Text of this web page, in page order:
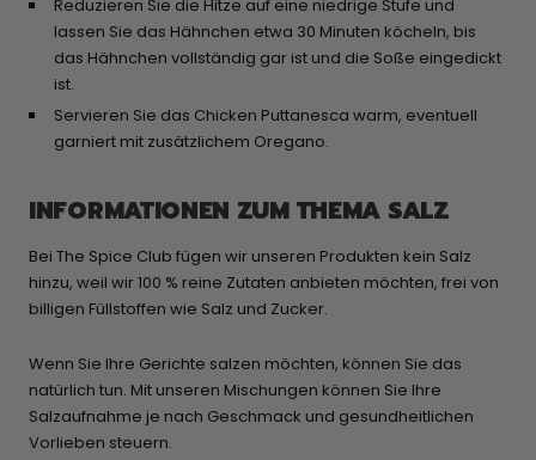
Reduzieren Sie die Hitze auf eine niedrige Stufe und
lassen Sie das Hähnchen etwa 30 Minuten köcheln, bis
das Hähnchen vollständig gar ist und die Soße eingedickt
ist.
Servieren Sie das Chicken Puttanesca warm, eventuell
garniert mit zusätzlichem Oregano.
INFORMATIONEN ZUM THEMA SALZ
Bei The Spice Club fügen wir unseren Produkten kein Salz
hinzu, weil wir 100 % reine Zutaten anbieten möchten, frei von
billigen Füllstoffen wie Salz und Zucker.
Wenn Sie Ihre Gerichte salzen möchten, können Sie das
natürlich tun. Mit unseren Mischungen können Sie Ihre
Salzaufnahme je nach Geschmack und gesundheitlichen
Vorlieben steuern.